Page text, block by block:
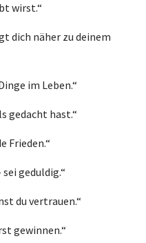
wirst.“
dich näher zu deinem
im Leben.“
gedacht hast.“
Frieden.“
geduldig.“
du vertrauen.“
gewinnen.“